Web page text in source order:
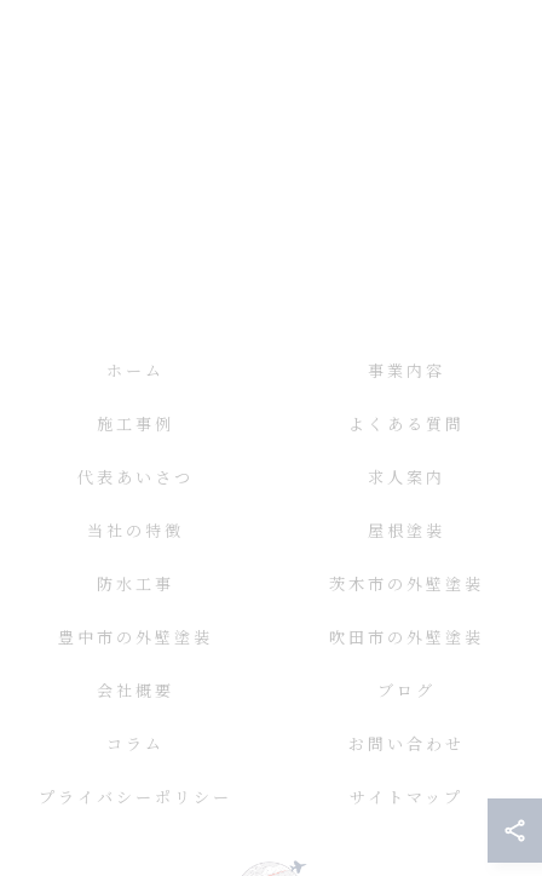
ホーム 事業内容
施工事例 よくある質問
代表あいさつ 求人案内
当社の特徴 屋根塗装
防水工事 茨木市の外壁塗装
豊中市の外壁塗装 吹田市の外壁塗装
会社概要 ブログ
コラム お問い合わせ
プライバシーポリシー サイトマップ